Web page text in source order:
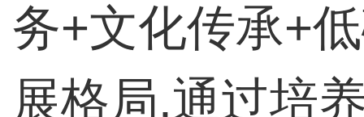
务+文化传承+
展格局,通过培